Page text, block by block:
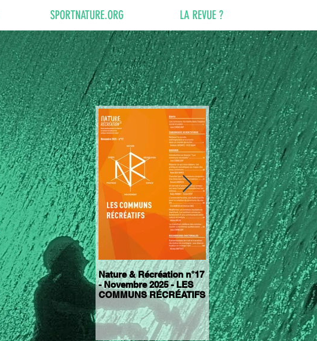
SPORTNATURE.ORG LA REVUE ?
Nature & Récréation n°17
- Novembre 2025 - LES
COMMUNS RÉCRÉATIFS
Hors série N°2 : LES
ASSISES DE LA
RECHERCHE SUR LES
PRATIQUES
RÉCRÉATIVES EN
NATURE -CERMOSEM,
NOVEMBRE 2023